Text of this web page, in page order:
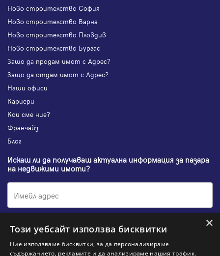
Ново строителство София
Ново строителство Варна
Ново строителство Пловдив
Ново строителство Бургас
Защо да продам имот с Адрес?
Защо да отдам имот с Адрес?
Наши офиси
Кариери
Кои сме ние?
Франчайз
Блог
Искаш ли да получаваш актуална информация за пазара
на недвижими имоти?
Абонирам се ×
Този уебсайт използва бисквитки
Ние използваме бисквитки, за да персонализираме
съдържанието, рекламите и да анализираме нашия трафик.